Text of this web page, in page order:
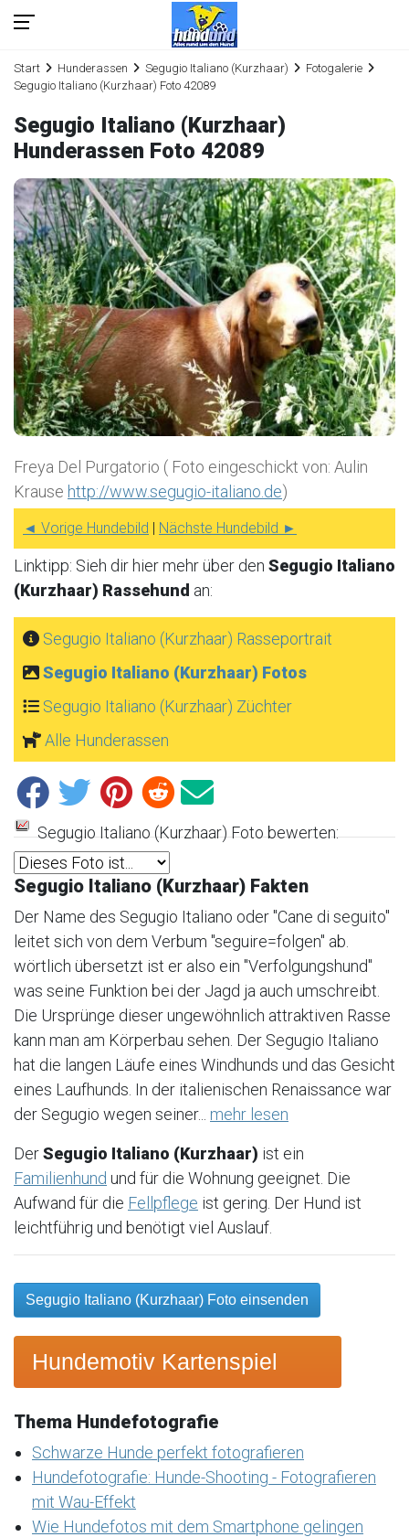
Start Hunderassen Segugio Italiano (Kurzhaar)
Fotogalerie
Segugio Italiano (Kurzhaar) Foto 42089
Segugio Italiano (Kurzhaar)
Hunderassen Foto 42089
Freya Del Purgatorio ( Foto eingeschickt von: Aulin
Krause http://www.segugio-italiano.de)
◄ Vorige Hundebild | Nächste Hundebild ►
Linktipp: Sieh dir hier mehr über den Segugio Italiano
(Kurzhaar) Rassehund an:
Segugio Italiano (Kurzhaar) Rasseportrait
Segugio Italiano (Kurzhaar) Fotos
Segugio Italiano (Kurzhaar) Züchter
Alle Hunderassen
Segugio Italiano (Kurzhaar) Foto bewerten:
Segugio Italiano (Kurzhaar) Fakten
Der Name des Segugio Italiano oder "Cane di seguito"
leitet sich von dem Verbum "seguire=folgen" ab.
wörtlich übersetzt ist er also ein "Verfolgungshund"
was seine Funktion bei der Jagd ja auch umschreibt.
Die Ursprünge dieser ungewöhnlich attraktiven Rasse
kann man am Körperbau sehen. Der Segugio Italiano
hat die langen Läufe eines Windhunds und das Gesicht
eines Laufhunds. In der italienischen Renaissance war
der Segugio wegen seiner... mehr lesen
DerSegugio Italiano (Kurzhaar) ist ein
Familienhund und für die Wohnung geeignet. Die
Aufwand für die Fellpflege ist gering. Der Hund ist
leichtführig und benötigt viel Auslauf.
Segugio Italiano (Kurzhaar) Foto einsenden
Hundemotiv Kartenspiel
Thema Hundefotografie
Schwarze Hunde perfekt fotografieren
Hundefotografie: Hunde-Shooting - Fotografieren
mit Wau-Effekt
Wie Hundefotos mit dem Smartphone gelingen